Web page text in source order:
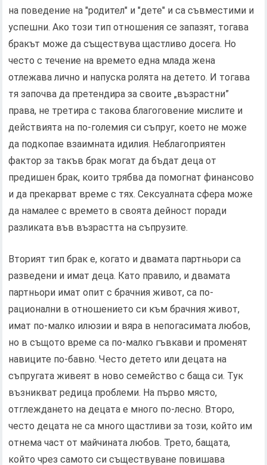
на поведение на "родител" и "дете" и са съвместими и
успешни. Ако този тип отношения се запазят, тогава
бракът може да съществува щастливо досега. Но
често с течение на времето една млада жена
отлежава лично и напуска ролята на детето. И тогава
тя започва да претендира за своите „възрастни”
права, не третира с такова благоговение мислите и
действията на по-големия си съпруг, което не може
да подкопае взаимната идилия. Неблагоприятен
фактор за такъв брак могат да бъдат деца от
предишен брак, които трябва да помогнат финансово
и да прекарват време с тях. Сексуалната сфера може
да намалее с времето в своята дейност поради
разликата във възрастта на съпрузите.
Вторият тип брак е, когато и двамата партньори са
разведени и имат деца. Като правило, и двамата
партньори имат опит с брачния живот, са по-
рационални в отношението си към брачния живот,
имат по-малко илюзии и вяра в непогасимата любов,
но в същото време са по-малко гъвкави и променят
навиците по-бавно. Често детето или децата на
съпругата живеят в ново семейство с баща си. Тук
възникват редица проблеми. На първо място,
отглеждането на децата е много по-лесно. Второ,
често децата не са много щастливи за този, който им
отнема част от майчината любов. Трето, бащата,
който чрез самото си съществуване повишава